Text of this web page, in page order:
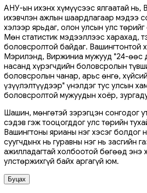
АНУ-ын ихэнх хүмүүсээс ялгаатай нь,
ихэвчлэн ажлын шаардлагаар мэдээ
хэлээр ярьдаг, олон улсын улс төрийг
Мөн статистик мэдээллээс харахад,
боловсролтой байдаг. Вашингтонтой
Мэрилэнд, Виржиниа мужууд "24-өөс
насанд хүрэгчдийн боловсролын
боловсролын чанар, арьс өнгө,
үзүүлэлтүүдээр" үнэлдэг тус улсын
боловсролтой мужуудын хоёр,
Шашин, мөнгөтэй зэрэгцэн сонгодог
сэдэв гэж тооцогддог улс төрийн
Вашингтоны ярианы нэг хэсэг болдог
суугчдынх нь гуравны нэг нь засгийн
ажилладагтай холбоотой бөгөөд энэ
улстөржихгүй байх аргагүй юм.
Буцах